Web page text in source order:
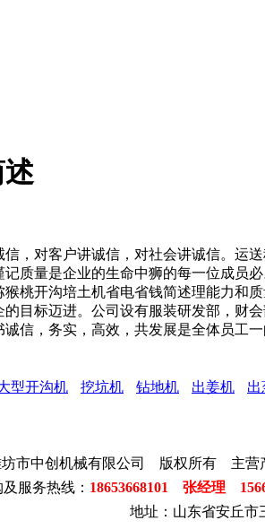
对客户讲诚信，对社会讲诚信。运
质量是企业的生命中狮的每一位成
桃开沟培土机省电省钱简述理能力
目标迈进。公司设有服装研发部，
信，务实，高效，共发展是全体员工
型开沟机 挖坑机 钻地机 出姜机 出
市中创机械有限公司 版权所有 主营
服务热线： 18653668101 张经理
地址：山东省安丘市